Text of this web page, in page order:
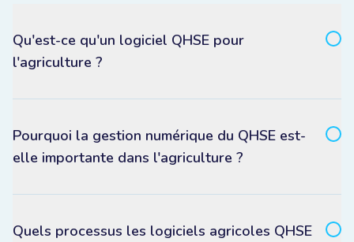
Qu'est-ce qu'un logiciel QHSE pour
l'agriculture ?
Pourquoi la gestion numérique du QHSE est-
elle importante dans l'agriculture ?
Quels processus les logiciels agricoles QHSE